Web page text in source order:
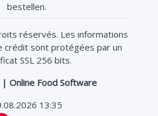
bestellen.
réservés. Les informations
crédit sont protégées par un
SSL 256 bits.
Online Food Software
13:35